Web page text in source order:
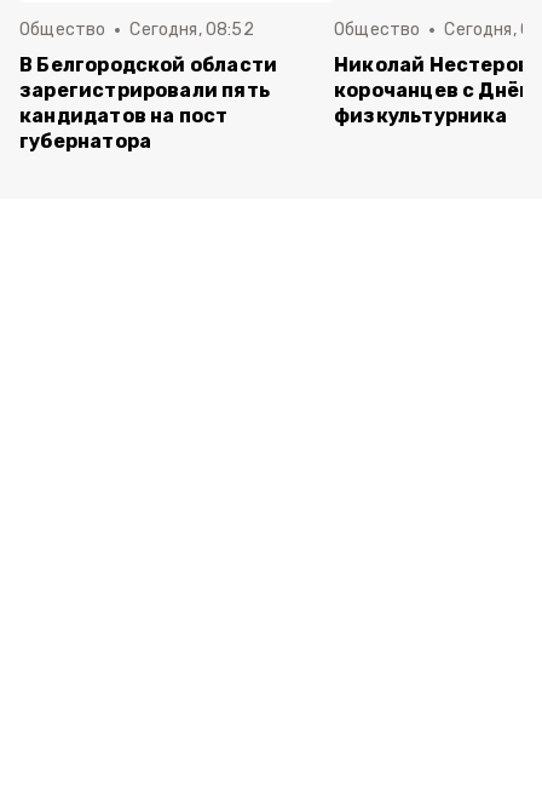
Общество Сегодня, 08:52
В Белгородской области
зарегистрировали пять
кандидатов на пост
губернатора
Общество Сегодня,
Николай Нестеров
корочанцев с Днём
физкультурника